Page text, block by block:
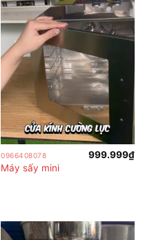
0966408078
Máy sấy mini
999.999₫